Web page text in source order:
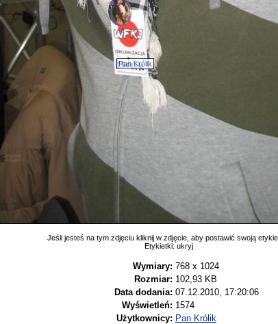
Pan Królik
Jeśli jesteś na tym zdjęciu kliknij w zdjęcie, aby postawić swoją
Etykietki: ukryj
Wymiary: 768 x 1024
Rozmiar: 102,93 KB
Data dodania: 07.12.2010, 17:20:06
Wyświetleń: 1574
Użytkownicy: Pan Królik